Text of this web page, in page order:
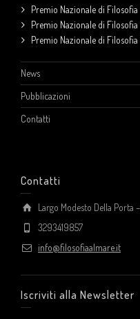
Premio Nazionale di Filosofia
Premio Nazionale di Filosofia
Premio Nazionale di Filosofia
News
Pubblicazioni
Contatti
Contatti
Largo Modesto Della Porta
3293419857
info@filosofiaalmare.it
Iscriviti alla Newsletter